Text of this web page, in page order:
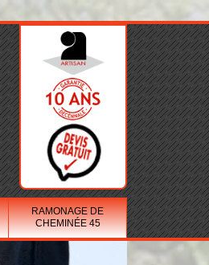
RAMONAGE DE
CHEMINÉE 45